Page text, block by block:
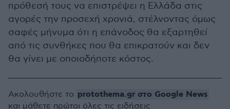
πρόθεσή τους να επιστρέψει η Ελλάδα στις
αγορές την προσεχή χρονιά, στέλνοντας όμως
σαφές μήνυμα ότι η επάνοδος θα εξαρτηθεί
από τις συνθήκες που θα επικρατούν και δεν
θα γίνει με οποιοδήποτε κόστος.
Ακολουθήστε το protothema.gr στο Google News
και μάθετε πρώτοι όλες τις ειδήσεις